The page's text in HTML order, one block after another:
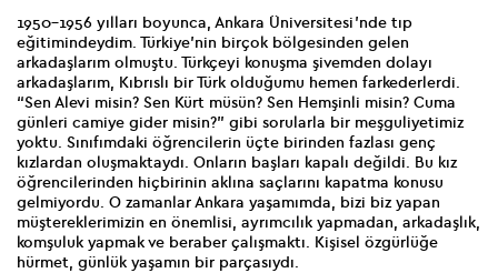
1950-1956 yılları boyunca, Ankara Üniversitesi’nde tıp
eğitimindeydim. Türkiye’nin birçok bölgesinden gelen
arkadaşlarım olmuştu. Türkçeyi konuşma şivemden dolayı
arkadaşlarım, Kıbrıslı bir Türk olduğumu hemen farkederlerdi.
“Sen Alevi misin? Sen Kürt müsün? Sen Hemşinli misin? Cuma
günleri camiye gider misin?” gibi sorularla bir meşguliyetimiz
yoktu. Sınıfımdaki öğrencilerin üçte birinden fazlası genç
kızlardan oluşmaktaydı. Onların başları kapalı değildi. Bu kız
öğrencilerinden hiçbirinin aklına saçlarını kapatma konusu
gelmiyordu. O zamanlar Ankara yaşamımda, bizi biz yapan
müştereklerimizin en önemlisi, ayrımcılık yapmadan, arkadaşlık,
komşuluk yapmak ve beraber çalışmaktı. Kişisel özgürlüğe
hürmet, günlük yaşamın bir parçasıydı.